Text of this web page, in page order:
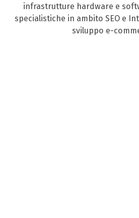
infrastrutture hardware e
specialistiche in ambito SEO e
sviluppo e-